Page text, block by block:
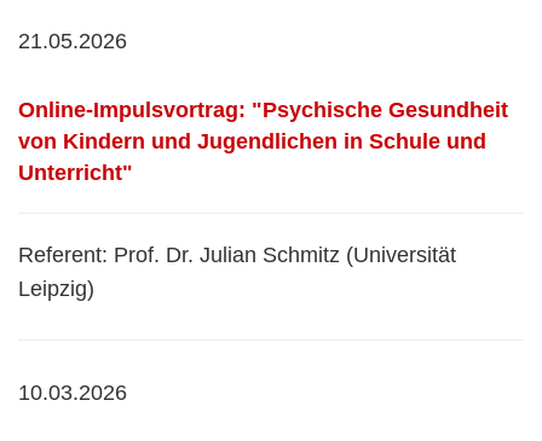
21.05.2026
Online-Impulsvortrag: "Psychische Gesundheit
von Kindern und Jugendlichen in Schule und
Unterricht"
Referent: Prof. Dr. Julian Schmitz (Universität
Leipzig)
10.03.2026